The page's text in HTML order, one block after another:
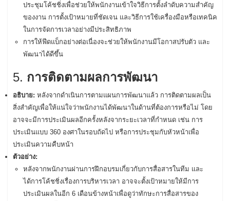
ประชุมโค้ชชิ่งเพื่อช่วยให้พนักงานเข้าใจวิธีการตั้งลำดับความสำคัญ
ของงาน การตั้งเป้าหมายที่ชัดเจน และวิธีการใช้เครื่องมือหรือเทคนิค
ในการจัดการเวลาอย่างมีประสิทธิภาพ
การให้ฟีดแบ็กอย่างต่อเนื่องจะช่วยให้พนักงานมีโอกาสปรับตัว และ
พัฒนาได้ดีขึ้น
5. การติดตามผลการพัฒนา
อธิบาย: หลังจากดำเนินการตามแผนการพัฒนาแล้ว การติดตามผลเป็น
สิ่งสำคัญเพื่อให้แน่ใจว่าพนักงานได้พัฒนาในด้านที่ต้องการหรือไม่ โดย
อาจจะมีการประเมินผลอีกครั้งหลังจากระยะเวลาที่กำหนด เช่น การ
ประเมินแบบ 360 องศาในรอบถัดไป หรือการประชุมกับหัวหน้าเพื่อ
ประเมินความคืบหน้า
ตัวอย่าง:
หลังจากพนักงานผ่านการฝึกอบรมเกี่ยวกับการสื่อสารในทีม และ
ได้การโค้ชชิ่งเรื่องการบริหารเวลา อาจจะตั้งเป้าหมายให้มีการ
ประเมินผลในอีก 6 เดือนข้างหน้าเพื่อดูว่าทักษะการสื่อสารของ